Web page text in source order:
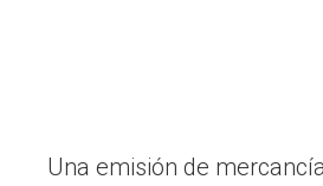
Una emisión de